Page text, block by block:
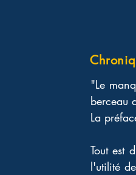
"Le
berceau
La
Tout est
l'utilité